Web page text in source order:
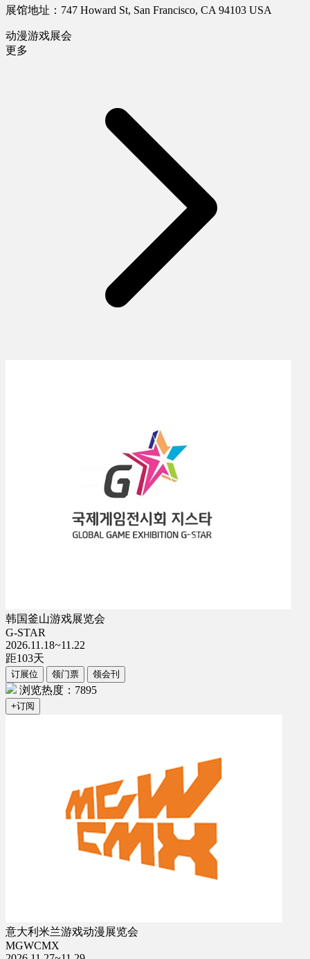
展馆地址：747 Howard St, San Francisco, CA 94103 USA
动漫游戏展会
更多
韩国釜山游戏展览会
G-STAR
2026.11.18~11.22
距103天
订展位 领门票 领会刊
浏览热度：7895
+订阅
意大利米兰游戏动漫展览会
MGWCMX